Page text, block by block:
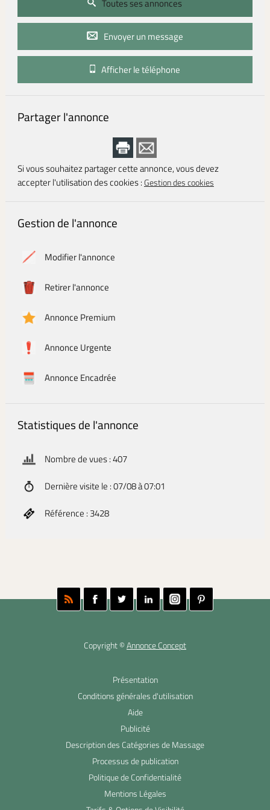
Toutes ses annonces
Envoyer un message
Afficher le téléphone
Partager l'annonce
Si vous souhaitez partager cette annonce, vous devez
accepter l'utilisation des cookies :Gestion des cookies
Gestion de l'annonce
Modifier l'annonce
Retirer l'annonce
Annonce Premium
Annonce Urgente
Annonce Encadrée
Statistiques de l'annonce
Nombre de vues : 407
Dernière visite le : 07/08 à 07:01
Référence : 3428
Copyright ©Annonce Concept
Présentation
Conditions générales d'utilisation
Aide
Publicité
Description des Catégories de Massage
Processus de publication
Politique de Confidentialité
Mentions Légales